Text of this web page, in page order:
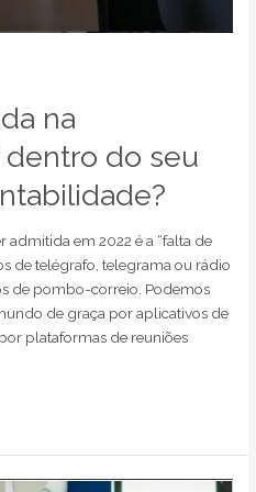
na
do seu
em 2022 é a “falta de
de telégrafo, telegrama ou rádio
de pombo-correio. Podemos
de graça por aplicativos de
plataformas de reuniões